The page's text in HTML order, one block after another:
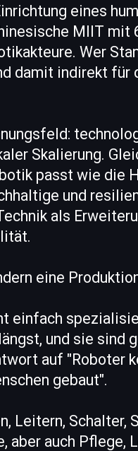
eines
MIIT mit
Wer
damit indirekt für
Skalierung.
passt wie die
und
als
eine
einfach
und sie sind
auf "Roboter
gebaut".
Leitern, Schalter,
aber auch Pflege,